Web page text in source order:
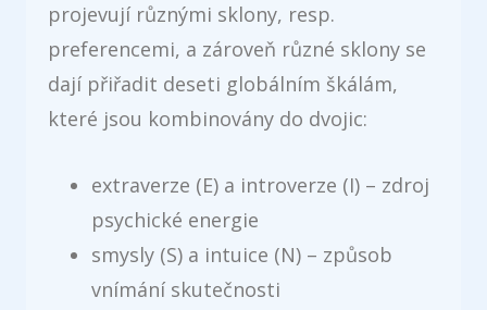
projevují různými sklony, resp.
preferencemi, a zároveň různé sklony se
dají přiřadit deseti globálním škálám,
které jsou kombinovány do dvojic:
extraverze (E) a introverze (I) – zdroj
psychické energie
smysly (S) a intuice (N) – způsob
vnímání skutečnosti